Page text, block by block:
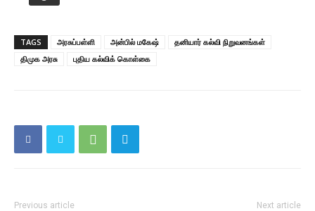
TAGS அரசுப்பள்ளி அன்பில் மகேஷ்
தனியார் கல்வி நிறுவனங்கள்
திமுக அரசு
புதிய கல்விக் கொள்கை
Previous article Next article